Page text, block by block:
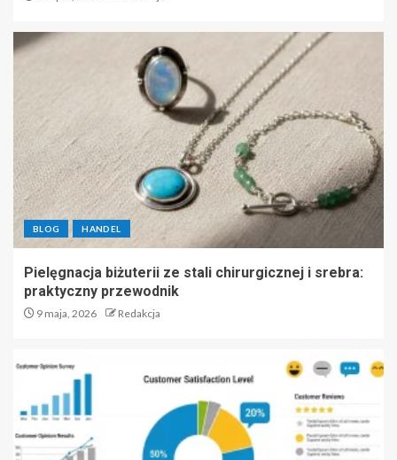
BLOG HANDEL
Pielęgnacja biżuterii ze stali chirurgicznej i srebra:
praktyczny przewodnik
9 maja, 2026 Redakcja